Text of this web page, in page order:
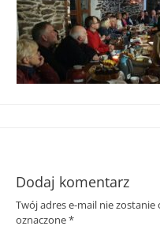
Dodaj komentarz
Twój adres e-mail nie
oznaczone*